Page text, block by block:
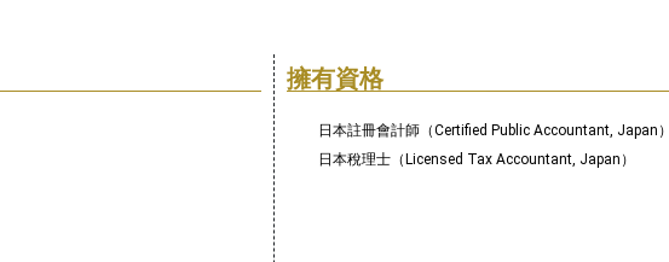
擁有資格
日本註冊會計師（Certified Public Accountant, Japan
日本稅理士（Licensed Tax Accountant, Japan）